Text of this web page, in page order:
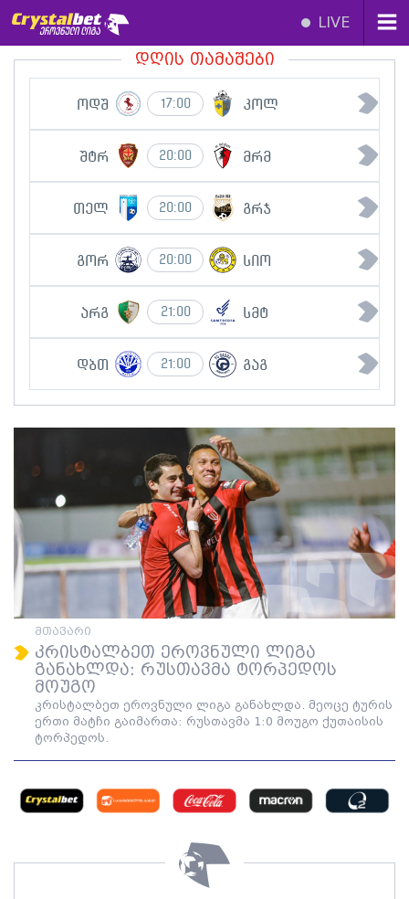
LIVE
დღის თამაშები
ოდშ 17:00 კოლ
შტრ 20:00 მრმ
თელ 20:00 გრჯ
გორ 20:00 სიო
არგ 21:00 სმტ
დბთ 21:00 გაგ
მთავარი
კრისტალბეთ ეროვნული ლიგა
განახლდა: რუსთავმა ტორპედოს
მოუგო
კრისტალბეთ ეროვნული ლიგა განახლდა. მეოცე ტურის
ერთი მატჩი გაიმართა: რუსთავმა 1:0 მოუგო ქუთაისის
ტორპედოს.